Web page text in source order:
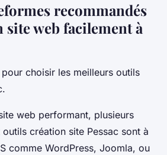
recommandés
web facilement à
choisir les meilleurs outils
web performant, plusieurs
création site Pessac sont à
comme WordPress, Joomla, ou